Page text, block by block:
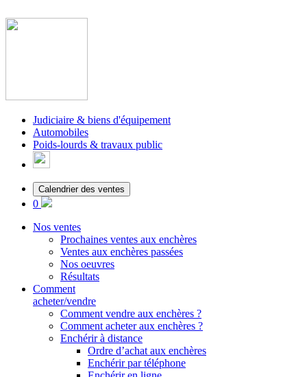
Judiciaire & biens d'équipement
Automobiles
Poids-lourds & travaux public
Calendrier des ventes
0
Nos ventes
Prochaines ventes aux enchères
Ventes aux enchères passées
Nos oeuvres
Résultats
Comment
acheter/vendre
Comment vendre aux enchères ?
Comment acheter aux enchères ?
Enchérir à distance
Ordre d’achat aux enchères
Enchérir par téléphone